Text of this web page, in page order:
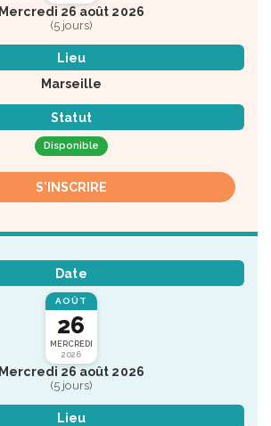
Mercredi 26 août 2026
(5 jours)
Lieu
Marseille
Statut
Disponible
S'INSCRIRE
Date
AOÛT
26
MERCREDI
2026
Mercredi 26 août 2026
(5 jours)
Lieu